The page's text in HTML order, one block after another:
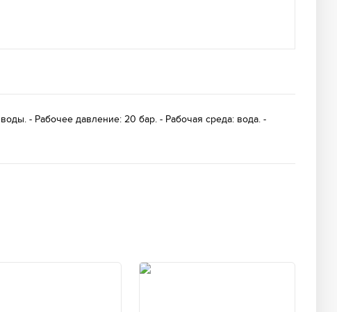
- Рабочее давление: 20 бар. - Рабочая среда: вода. -